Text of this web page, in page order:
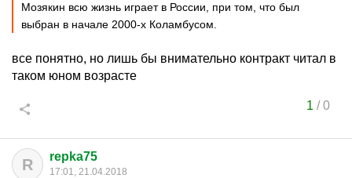
Мозякин всю жизнь играет в России, при том, что был
выбран в начале 2000-х Коламбусом.
все понятно, но лишь бы внимательно контракт читал в
таком юном возрасте
1 /0
R repka75
17:01, 21.04.2018